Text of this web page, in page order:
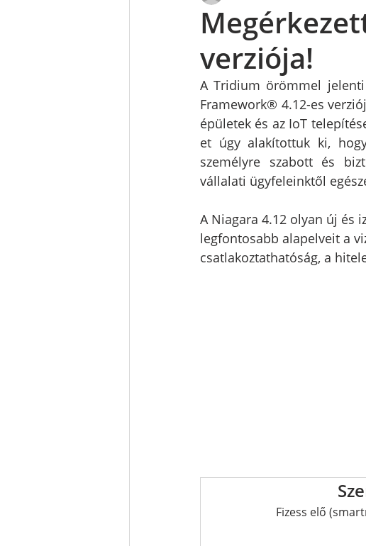
verziója!
A Tridium örömmel
Framework® 4.12-es
épületek és az IoT
et úgy alakítottuk ki,
személyre szabott és
vállalati ügyfeleinktől
A Niagara 4.12 olyan új és
legfontosabb alapelveit a
csatlakoztathatóság, a
Fizess elő